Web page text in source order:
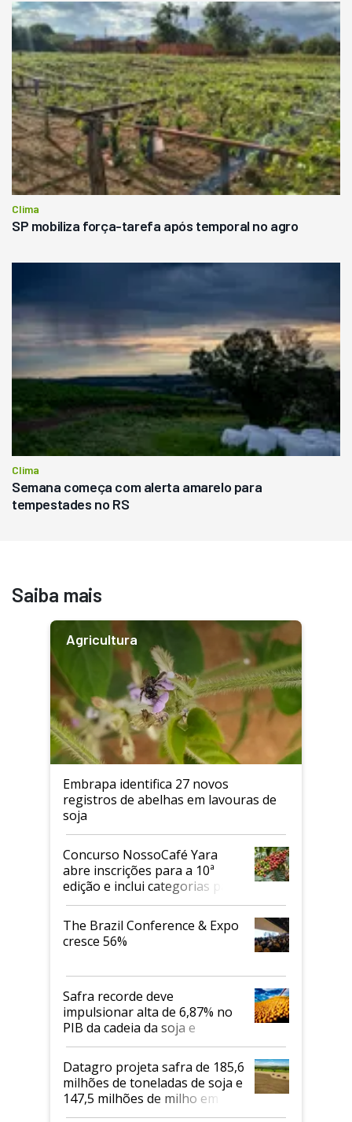
Clima
SP mobiliza força-tarefa após temporal no agro
Clima
Semana começa com alerta amarelo para
tempestades no RS
Saiba mais
Agricultura
Embrapa identifica 27 novos
registros de abelhas em lavouras de
soja
Concurso NossoCafé Yara
abre inscrições para a 10ª
edição e inclui categorias para
cafés Canephora
The Brazil Conference & Expo
cresce 56%
Safra recorde deve
impulsionar alta de 6,87% no
PIB da cadeia da soja e
biodiesel em 2026
Datagro projeta safra de 185,6
milhões de toneladas de soja e
147,5 milhões de milho em
2026/27